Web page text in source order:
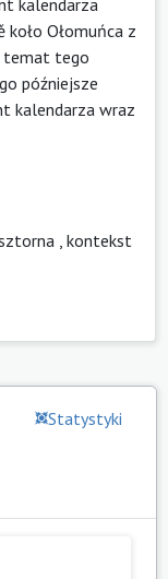
Ołomuńca z
temat tego
późniejsze
kalendarza wraz
kontekst
Statystyki